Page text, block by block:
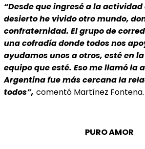
“Desde que ingresé a la
desierto he vivido otro mundo,
confraternidad. El grupo de
una cofradía donde todos nos
ayudamos unos a otros, esté en
equipo que esté. Eso me llamó la
Argentina fue más cercana la
todos”, comentó Martínez Fontena.
PURO AMOR